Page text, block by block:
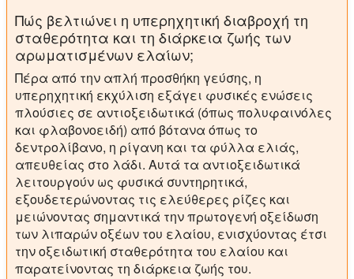
Πώς βελτιώνει η υπερηχητική διαβροχή τη
σταθερότητα και τη διάρκεια ζωής των
αρωματισμένων ελαίων;
Πέρα από την απλή προσθήκη γεύσης, η
υπερηχητική εκχύλιση εξάγει φυσικές ενώσεις
πλούσιες σε αντιοξειδωτικά (όπως πολυφαινόλες
και φλαβονοειδή) από βότανα όπως το
δεντρολίβανο, η ρίγανη και τα φύλλα ελιάς,
απευθείας στο λάδι. Αυτά τα αντιοξειδωτικά
λειτουργούν ως φυσικά συντηρητικά,
εξουδετερώνοντας τις ελεύθερες ρίζες και
μειώνοντας σημαντικά την πρωτογενή οξείδωση
των λιπαρών οξέων του ελαίου, ενισχύοντας έτσι
την οξειδωτική σταθερότητα του ελαίου και
παρατείνοντας τη διάρκεια ζωής του.